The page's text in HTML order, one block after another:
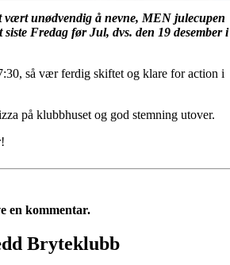
vært unødvendig å nevne, MEN julecupen
siste Fredag før Jul, dvs. den 19 desember i
så vær ferdig skiftet og klare for action i
på klubbhuset og god stemning utover.
en kommentar.
Bryteklubb